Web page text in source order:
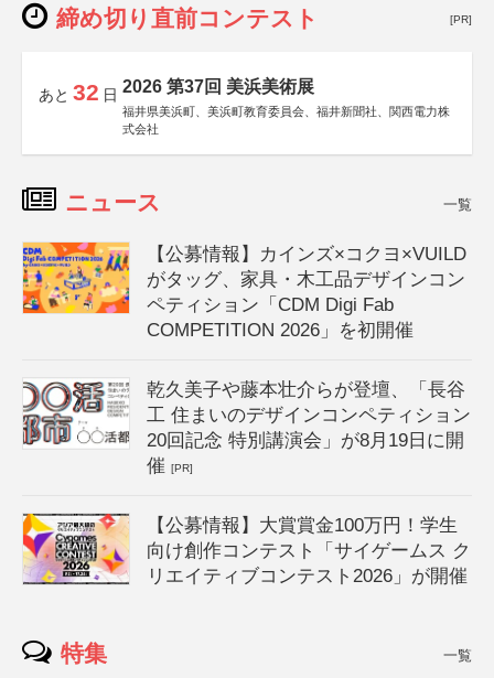
締め切り直前コンテスト [PR]
あと 32 日 2026 第37回 美浜美術展
福井県美浜町、美浜町教育委員会、福井新聞社、関西電力株
式会社
ニュース 一覧
【公募情報】カインズ×コクヨ×VUILD
がタッグ、家具・木工品デザインコン
ペティション「CDM Digi Fab
COMPETITION 2026」を初開催
乾久美子や藤本壮介らが登壇、「長谷
工 住まいのデザインコンペティション
20回記念 特別講演会」が8月19日に開
催[PR]
【公募情報】大賞賞金100万円！学生
向け創作コンテスト「サイゲームス ク
リエイティブコンテスト2026」が開催
特集 一覧